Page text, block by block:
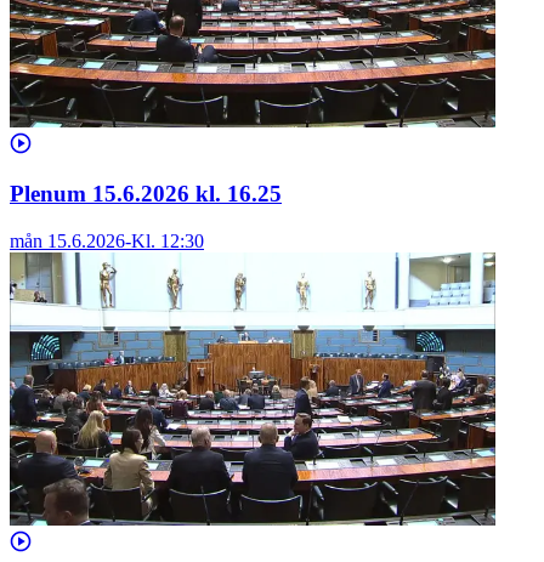
Plenum 15.6.2026 kl. 16.25
mån 15.6.2026-Kl. 12:30